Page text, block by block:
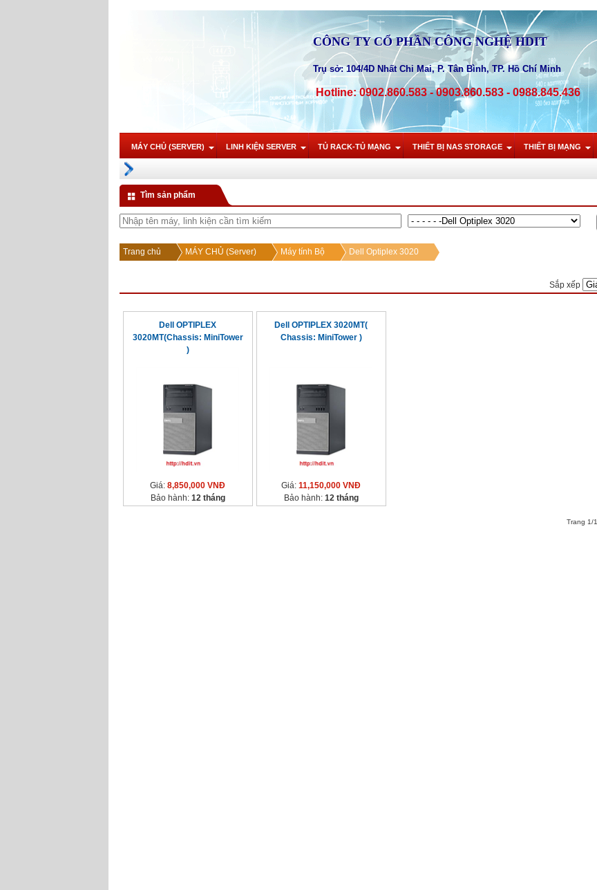
CÔNG TY CỔ PHẦN CÔNG NGHỆ HDIT
Trụ sở: 104/4D Nhất Chi Mai, P. Tân Bình, TP. Hồ Chí Minh
Hotline: 0902.860.583 - 0903.860.583 - 0988.845.436
MÁY CHỦ (SERVER) LINH KIỆN SERVER TỦ RACK-TỦ MẠNG THIẾT BỊ NAS STORAGE THIẾT BỊ MẠNG
Tìm sản phẩm
Trang chủ MÁY CHỦ (Server) Máy tính Bộ Dell Optiplex 3020
Sắp xếp
Dell OPTIPLEX
3020MT(Chassis: MiniTower
)
Giá: 8,850,000 VNĐ
Bảo hành: 12 tháng
Dell OPTIPLEX 3020MT(
Chassis: MiniTower )
Giá: 11,150,000 VNĐ
Bảo hành: 12 tháng
Trang 1/1